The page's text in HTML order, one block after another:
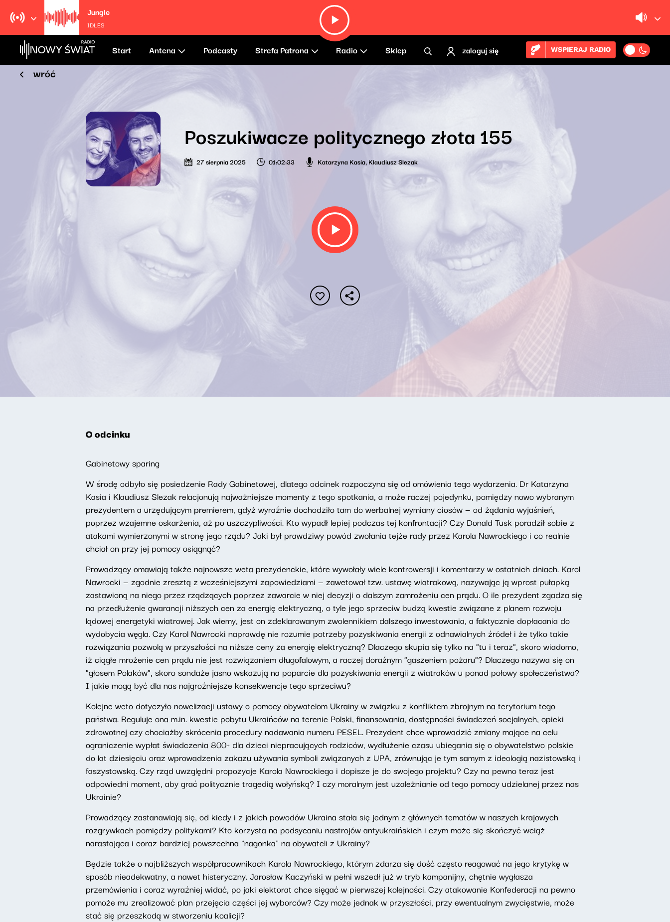
Jungle
IDLES
Start Antena Podcasty Strefa Patrona Radio Sklep zaloguj się WSPIERAJ RADIO
wróć
Poszukiwacze politycznego złota 155
27 sierpnia 2025 01:02:33 Katarzyna Kasia, Klaudiusz Slezak
O odcinku
Gabinetowy sparing
W środę odbyło się posiedzenie Rady Gabinetowej, dlatego odcinek rozpoczyna się od omówienia tego wydarzenia. Dr Katarzyna
Kasia i Klaudiusz Slezak relacjonują najważniejsze momenty z tego spotkania, a może raczej pojedynku, pomiędzy nowo wybranym
prezydentem a urzędującym premierem, gdyż wyraźnie dochodziło tam do werbalnej wymiany ciosów — od żądania wyjaśnień,
poprzez wzajemne oskarżenia, aż po uszczypliwości. Kto wypadł lepiej podczas tej konfrontacji? Czy Donald Tusk poradził sobie z
atakami wymierzonymi w stronę jego rządu? Jaki był prawdziwy powód zwołania tejże rady przez Karola Nawrockiego i co realnie
chciał on przy jej pomocy osiągnąć?
Prowadzący omawiają także najnowsze weta prezydenckie, które wywołały wiele kontrowersji i komentarzy w ostatnich dniach. Karol
Nawrocki — zgodnie zresztą z wcześniejszymi zapowiedziami — zawetował tzw. ustawę wiatrakową, nazywając ją wprost pułapką
zastawioną na niego przez rządzących poprzez zawarcie w niej decyzji o dalszym zamrożeniu cen prądu. O ile prezydent zgadza się
na przedłużenie gwarancji niższych cen za energię elektryczną, o tyle jego sprzeciw budzą kwestie związane z planem rozwoju
lądowej energetyki wiatrowej. Jak wiemy, jest on zdeklarowanym zwolennikiem dalszego inwestowania, a faktycznie dopłacania do
wydobycia węgla. Czy Karol Nawrocki naprawdę nie rozumie potrzeby pozyskiwania energii z odnawialnych źródeł i że tylko takie
rozwiązania pozwolą w przyszłości na niższe ceny za energię elektryczną? Dlaczego skupia się tylko na "tu i teraz", skoro wiadomo,
iż ciągłe mrożenie cen prądu nie jest rozwiązaniem długofalowym, a raczej doraźnym "gaszeniem pożaru"? Dlaczego nazywa się on
"głosem Polaków", skoro sondaże jasno wskazują na poparcie dla pozyskiwania energii z wiatraków u ponad połowy społeczeństwa?
I jakie mogą być dla nas najgroźniejsze konsekwencje tego sprzeciwu?
Kolejne weto dotyczyło nowelizacji ustawy o pomocy obywatelom Ukrainy w związku z konfliktem zbrojnym na terytorium tego
państwa. Reguluje ona m.in. kwestie pobytu Ukraińców na terenie Polski, finansowania, dostępności świadczeń socjalnych, opieki
zdrowotnej czy chociażby skrócenia procedury nadawania numeru PESEL. Prezydent chce wprowadzić zmiany mające na celu
ograniczenie wypłat świadczenia 800+ dla dzieci niepracujących rodziców, wydłużenie czasu ubiegania się o obywatelstwo polskie
do lat dziesięciu oraz wprowadzenia zakazu używania symboli związanych z UPA, zrównując je tym samym z ideologią nazistowską i
faszystowską. Czy rząd uwzględni propozycje Karola Nawrockiego i dopisze je do swojego projektu? Czy na pewno teraz jest
odpowiedni moment, aby grać politycznie tragedią wołyńską? I czy moralnym jest uzależnianie od tego pomocy udzielanej przez nas
Ukrainie?
Prowadzący zastanawiają się, od kiedy i z jakich powodów Ukraina stała się jednym z głównych tematów w naszych krajowych
rozgrywkach pomiędzy politykami? Kto korzysta na podsycaniu nastrojów antyukraińskich i czym może się skończyć wciąż
narastająca i coraz bardziej powszechna "nagonka" na obywateli z Ukrainy?
Będzie także o najbliższych współpracownikach Karola Nawrockiego, którym zdarza się dość często reagować na jego krytykę w
sposób nieadekwatny, a nawet histeryczny. Jarosław Kaczyński w pełni wszedł już w tryb kampanijny, chętnie wygłasza
przemówienia i coraz wyraźniej widać, po jaki elektorat chce sięgać w pierwszej kolejności. Czy atakowanie Konfederacji na pewno
pomoże mu zrealizować plan przejęcia części jej wyborców? Czy może jednak w przyszłości, przy ewentualnym zwycięstwie, może
stać się przeszkodą w stworzeniu koalicji?